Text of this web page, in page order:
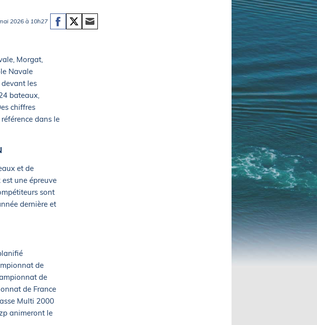
2026 à 10h27
Morgat,
Navale
les
bateaux,
chiffres
dans le
et de
est une épreuve
sont
dernière et
de
de
de France
Multi 2000
animeront le